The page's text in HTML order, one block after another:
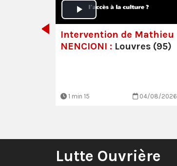
Intervention de Mathieu
NENCIONI : Louvres (95)
1 min 15 04/08/2026
Lutte Ouvrière